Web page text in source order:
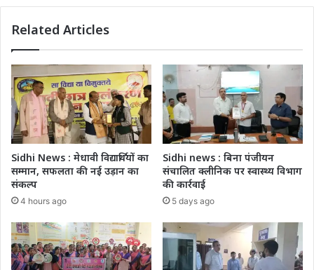
Related Articles
Sidhi News : मेधावी विद्यार्थियों का
सम्मान, सफलता की नई उड़ान का
संकल्प
4 hours ago
Sidhi news : बिना पंजीयन
संचालित क्लीनिक पर स्वास्थ्य विभाग
की कार्रवाई
5 days ago